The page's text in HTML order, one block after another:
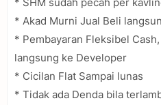
* Akad Murni Jual Beli
* Pembayaran Fleksibel
langsung ke Developer
* Cicilan Flat Sampai lunas
* Tidak ada Denda bila